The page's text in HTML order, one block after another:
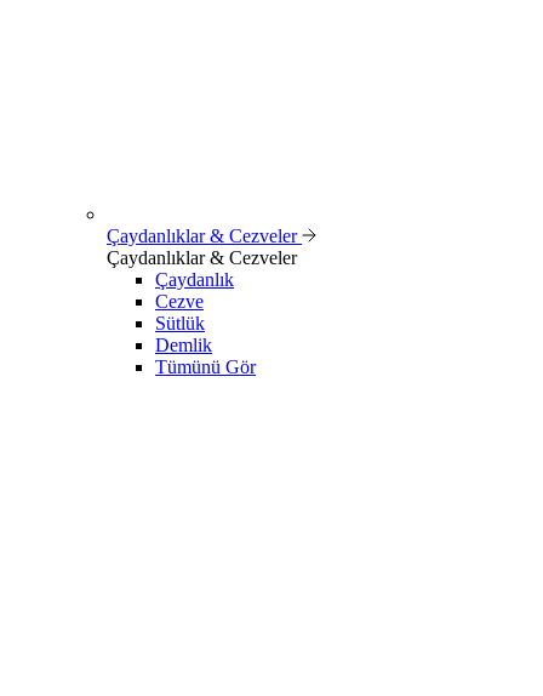
Çaydanlıklar & Cezveler
Çaydanlıklar & Cezveler
Çaydanlık
Cezve
Sütlük
Demlik
Tümünü Gör